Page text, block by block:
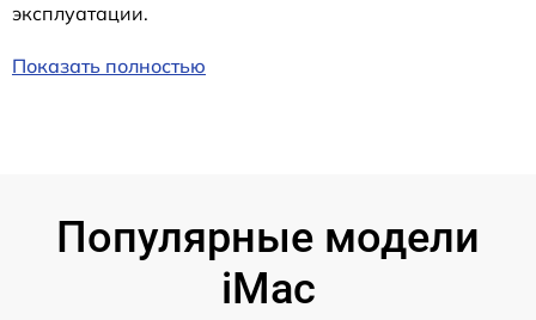
эксплуатации.
Показать полностью
Популярные модели
iMac